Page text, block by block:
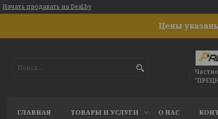
Начать продавать на Deal.by
Цены
ГЛАВНАЯ ТОВАРЫ И УСЛУГИ О НАС